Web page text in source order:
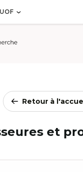
Retour à
et